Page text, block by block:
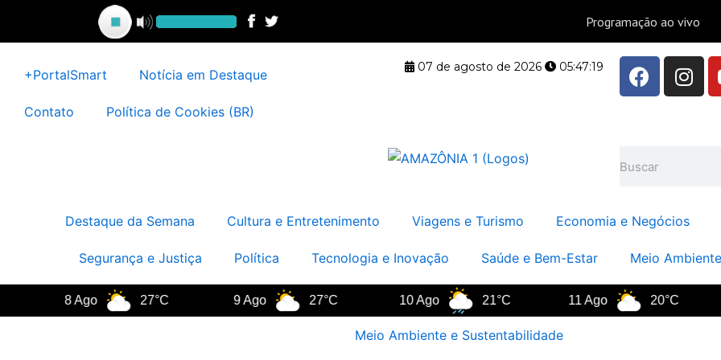
conteúdo
+PortalSmart Notícia em Destaque
Contato Política de Cookies (BR)
07 de agosto de 2026 05:47:20
F
a
o
I
n
m
Destaque da Semana Cultura e Entretenimento Viagens e Turismo Economia e Negócios
Segurança e Justiça Política Tecnologia e Inovação Saúde e Bem-Estar Meio
8 Ago 27°C 9 Ago 27°C 10 Ago 21°C 11 Ago 20°C
Meio Ambiente e Sustentabilidade